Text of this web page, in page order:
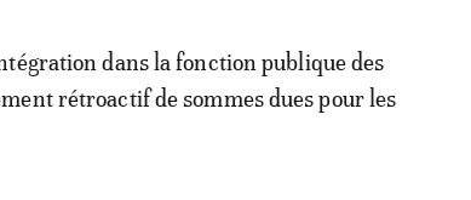
dans la fonction publique des
rétroactif de sommes dues pour les